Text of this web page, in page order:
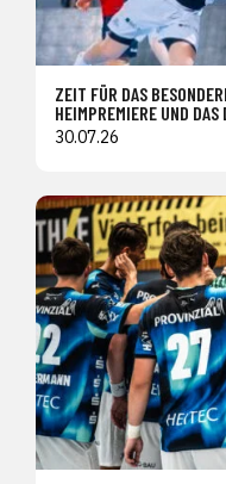
ZEIT FÜR DAS
HEIMPREMIERE UND
30.07.26